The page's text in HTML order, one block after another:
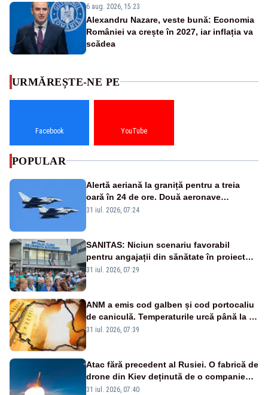
6 aug. 2026, 15:23
Alexandru Nazare, veste bună: Economia
României va crește în 2027, iar inflația va
scădea
URMĂREȘTE-NE PE
Facebook YouTube
POPULAR
Alertă aeriană la graniță pentru a treia
oară în 24 de ore. Două aeronave
Eurofighter britanice au fost ridicate de la
31 iul. 2026, 07:24
SANITAS: Niciun scenariu favorabil
pentru angajații din sănătate în proiectul
Legii salarizării
31 iul. 2026, 07:29
ANM a emis cod galben și cod portocaliu
de caniculă. Temperaturile urcă până la 38
de grade, iar nopțile devin tropicale
31 iul. 2026, 07:39
Atac fără precedent al Rusiei. O fabrică de
drone din Kiev deținută de o companie
americană, distrusă de o rachetă
31 iul. 2026, 07:40